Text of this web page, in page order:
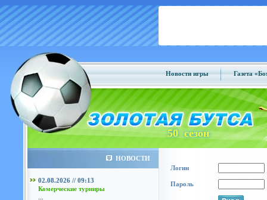
Новости игры Газета
50 сезон
НОВОСТИ
02.08.2026 // 09:13
Комерческие турниры
Логин
Пароль